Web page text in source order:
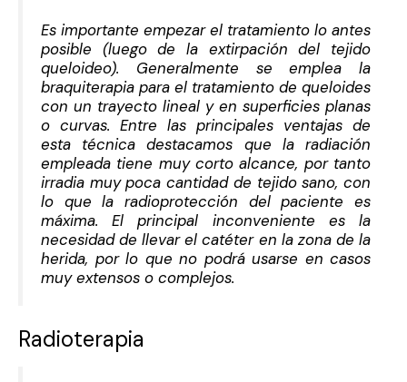
Es importante empezar el tratamiento lo antes
posible (luego de la extirpación del tejido
queloideo). Generalmente se emplea la
braquiterapia para el tratamiento de queloides
con un trayecto lineal y en superficies planas
o curvas. Entre las principales ventajas de
esta técnica destacamos que la radiación
empleada tiene muy corto alcance, por tanto
irradia muy poca cantidad de tejido sano, con
lo que la radioprotección del paciente es
máxima. El principal inconveniente es la
necesidad de llevar el catéter en la zona de la
herida, por lo que no podrá usarse en casos
muy extensos o complejos.
Radioterapia